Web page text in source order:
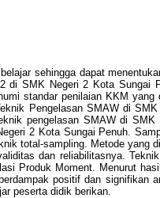
sehingga dapat
di SMK Negeri 2 Kota Sungai
standar penilaian KKM yang
Pengelasan SMAW di
pengelasan SMAW di
2 Kota Sungai Penuh.
total-sampling. Metode yang
dan reliabilitasnya.
Produk Moment. Menurut
positif dan signifikan
peserta didik berikan.